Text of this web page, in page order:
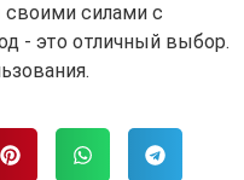
своими силами с
- это отличный выбор.